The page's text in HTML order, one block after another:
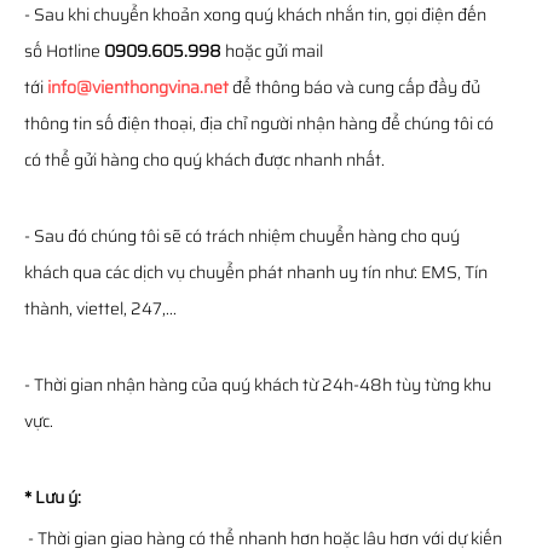
- Sau khi chuyển khoản xong quý khách nhắn tin, gọi điện đến
số Hotline 0909.605.998 hoặc gửi mail
tớiinfo@vienthongvina.netđể thông báo và cung cấp đầy đủ
thông tin số điện thoại, địa chỉ người nhận hàng để chúng tôi có
có thể gửi hàng cho quý khách được nhanh nhất.
- Sau đó chúng tôi sẽ có trách nhiệm chuyển hàng cho quý
khách qua các dịch vụ chuyển phát nhanh uy tín như: EMS, Tín
thành, viettel, 247,...
- Thời gian nhận hàng của quý khách từ 24h-48h tùy từng khu
vực.
* Lưu ý:
- Thời gian giao hàng có thể nhanh hơn hoặc lâu hơn với dự kiến